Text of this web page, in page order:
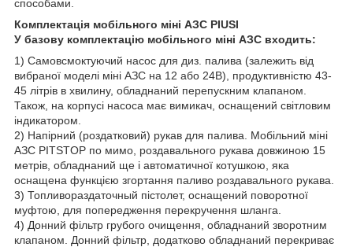
способами.
Комплектація мобільного міні АЗС PIUSI
У базову комплектацію мобільного міні АЗС входить:
1) Самовсмоктуючий насос для диз. палива (залежить від
вибраної моделі міні АЗС на 12 або 24В), продуктивністю 43-
45 літрів в хвилину, обладнаний перепускним клапаном.
Також, на корпусі насоса має вимикач, оснащений світловим
індикатором.
2) Напірний (роздатковий) рукав для палива. Мобільний міні
АЗС PITSTOP по мимо, роздавального рукава довжиною 15
метрів, обладнаний ще і автоматичної котушкою, яка
оснащена функцією згортання паливо роздавального рукава.
3) Топливораздаточный пістолет, оснащений поворотної
муфтою, для попередження перекручення шланга.
4) Донний фільтр грубого очищення, обладнаний зворотним
клапаном. Донний фільтр, додатково обладнаний перекриває